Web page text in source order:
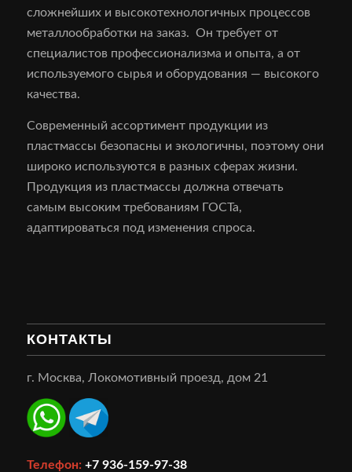
сложнейших и высокотехнологичных процессов
металлообработки на заказ. Он требует от
специалистов профессионализма и опыта, а от
используемого сырья и оборудования — высокого
качества.
Современный ассортимент продукции из
пластмассы безопасны и экологичны, поэтому они
широко используются в разных сферах жизни.
Продукция из пластмассы должна отвечать
самым высоким требованиям ГОСТа,
адаптироваться под изменения спроса.
КОНТАКТЫ
г. Москва, Локомотивный проезд, дом 21
Телефон: +7 936-159-97-38